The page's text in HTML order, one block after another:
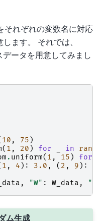
それぞれの変数名に対応
ます。 それでは、
ータを用意してみまし
10 , 75 )
( 1 , 20 ) for in
range
. uniform( 1 , 15 ) for
1 , 4 ): 3.0 , ( 2 , 9 ):
, "W" : W_data , "v"
ム生成